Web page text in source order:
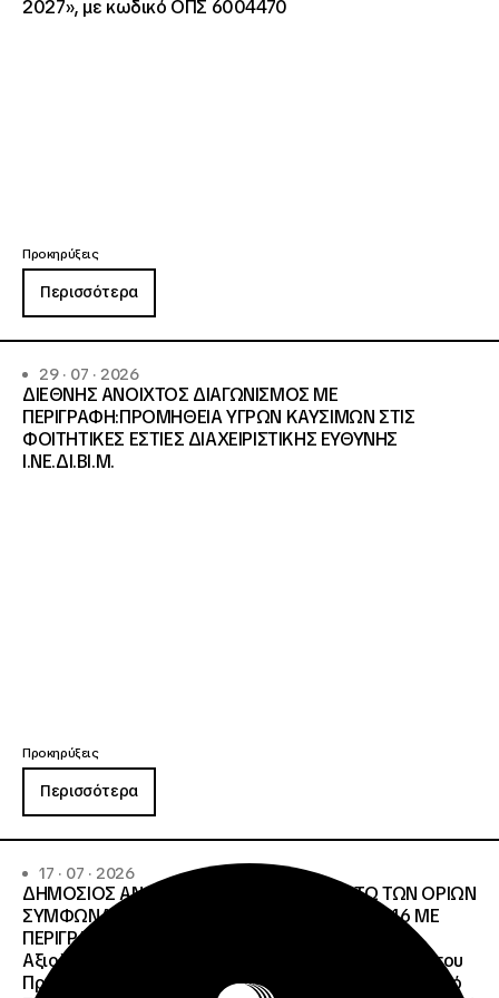
2027», με κωδικό ΟΠΣ 6004470
Προκηρύξεις
Περισσότερα
29 · 07 · 2026
ΔΙΕΘΝΗΣ ΑΝΟΙΧΤΟΣ ΔΙΑΓΩΝΙΣΜΟΣ ΜΕ
ΠΕΡΙΓΡΑΦΗ:ΠΡΟΜΗΘΕΙΑ ΥΓΡΩΝ ΚΑΥΣΙΜΩΝ ΣΤΙΣ
ΦΟΙΤΗΤΙΚΕΣ ΕΣΤΙΕΣ ΔΙΑΧΕΙΡΙΣΤΙΚΗΣ ΕΥΘΥΝΗΣ
Ι.ΝΕ.ΔΙ.ΒΙ.Μ.
Προκηρύξεις
Περισσότερα
17 · 07 · 2026
ΔΗΜΟΣΙΟΣ ΑΝΟΙΧΤΟΣ ΔΙΑΓΩΝΙΣΜΟΣ ΚΑΤΩ ΤΩΝ ΟΡΙΩΝ
ΣΥΜΦΩΝΑ ΜΕ ΤΟ ΑΡΘΡΟ 107 ΤΟΥ Ν.4412/2016 ΜΕ
ΠΕΡΙΓΡΑΦΗ: Διοργάνωση Κύκλου Κατάρτισης και
Αξιολόγησης (Training and Evaluation Cycle – TEC) του
Προγράμματος European Solidarity Corps (Ευρωπαϊκό